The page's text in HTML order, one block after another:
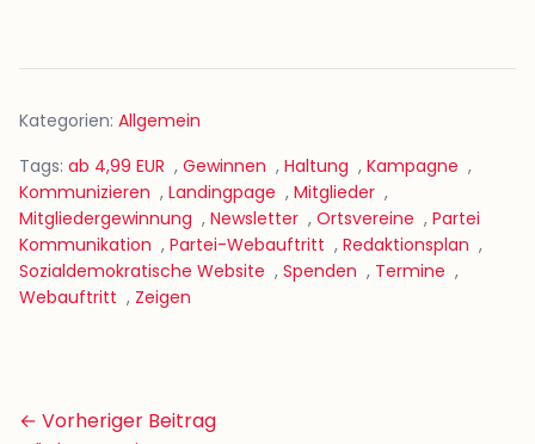
Kategorien: Allgemein
Tags: ab 4,99 EUR , Gewinnen , Haltung , Kampagne ,
Kommunizieren , Landingpage , Mitglieder ,
Mitgliedergewinnung , Newsletter , Ortsvereine , Partei
Kommunikation , Partei-Webauftritt , Redaktionsplan ,
Sozialdemokratische Website , Spenden , Termine ,
Webauftritt , Zeigen
Beitrags-
← Vorheriger Beitrag